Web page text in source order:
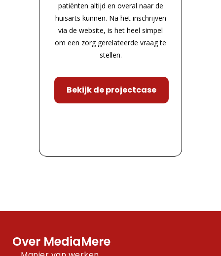
patiënten altijd en overal naar de
huisarts kunnen. Na het inschrijven
via de website, is het heel simpel
om een zorg gerelateerde vraag te
stellen.
Bekijk de projectcase
Over MediaMere